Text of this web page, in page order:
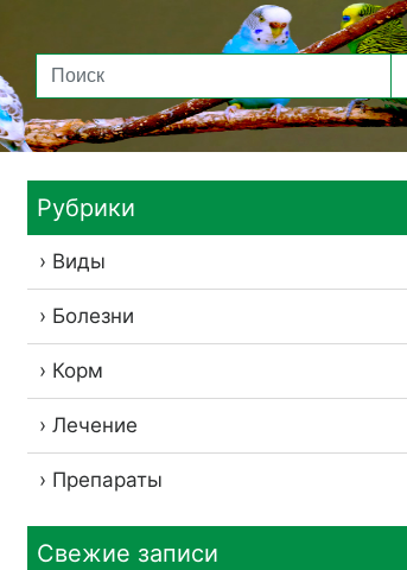
Рубрики
Виды
Болезни
Корм
Лечение
Препараты
Свежие записи